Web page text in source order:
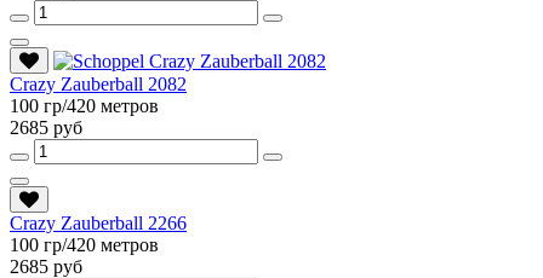
Crazy Zauberball 2082
100 гр/420 метров
2685 руб
Crazy Zauberball 2266
100 гр/420 метров
2685 руб